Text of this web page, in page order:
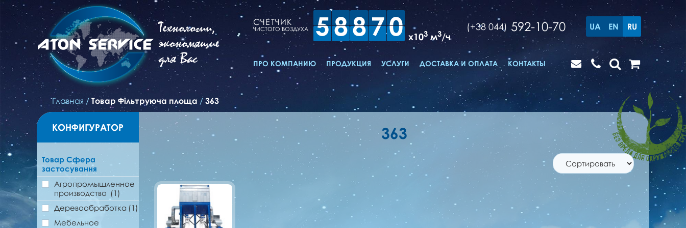
Технологии,
экономящие
для Вас
СЧЕТЧИК
ЧИСТОГО ВОЗДУХА 58870 x103 м3/ч
(+38 044) 592-10-70 UA EN RU
ПРО КОМПАНИЮ ПРОДУКЦИЯ УСЛУГИ ДОСТАВКА И ОПЛАТА КОНТАКТЫ
Главная / Товар Фільтруюча площа / 363
КОНФИГУРАТОР
Товар Сфера
застосування
Агропромышленное
производство (1)
Деревообработка (1)
Мебельное
363